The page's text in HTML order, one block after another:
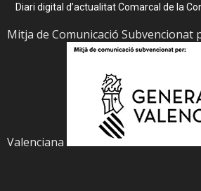
Diari digital d’actualitat Comarcal de la
Mitja de Comunicació Subvencionat
Valenciana